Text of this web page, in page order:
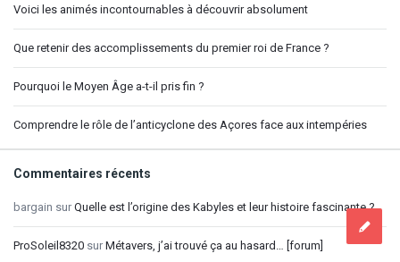
Voici les animés incontournables à découvrir absolument
Que retenir des accomplissements du premier roi de France ?
Pourquoi le Moyen Âge a-t-il pris fin ?
Comprendre le rôle de l’anticyclone des Açores face aux intempéries
Commentaires récents
bargain sur Quelle est l’origine des Kabyles et leur histoire fascinante ?
ProSoleil8320 sur Métavers, j’ai trouvé ça au hasard… [forum]